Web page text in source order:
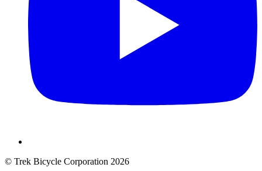
© Trek Bicycle Corporation 2026